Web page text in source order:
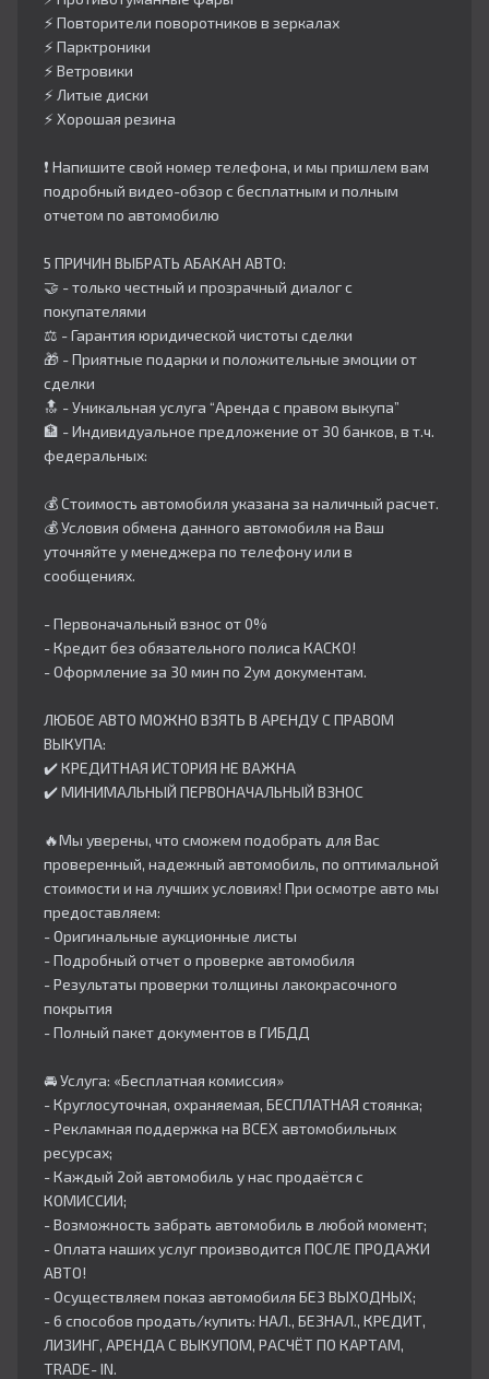
⚡️ Повторители поворотников в зеркалах
⚡️ Парктроники
⚡️ Ветровики
⚡️ Литые диски
⚡️ Хорошая резина
❗️ Напишите свой номер телефона, и мы пришлем вам
подробный видео-обзор с бесплатным и полным
отчетом по автомобилю
5 ПРИЧИН ВЫБРАТЬ АБАКАН АВТО:
🤝 - только честный и прозрачный диалог с
покупателями
⚖️ - Гарантия юридической чистоты сделки
🎁 - Приятные подарки и положительные эмоции от
сделки
🔝 - Уникальная услуга “Аренда с правом выкупа”
🏦 - Индивидуальное предложение от 30 банков, в т.ч.
федеральных:
💰 Стоимость автомобиля указана за наличный расчет.
💰 Условия обмена данного автомобиля на Ваш
уточняйте у менеджера по телефону или в
сообщениях.
- Первоначальный взнос от 0%
- Кредит без обязательного полиса КАСКО!
- Оформление за 30 мин по 2ум документам.
ЛЮБОЕ АВТО МОЖНО ВЗЯТЬ В АРЕНДУ С ПРАВОМ
ВЫКУПА:
✔️ КРЕДИТНАЯ ИСТОРИЯ НЕ ВАЖНА
✔️ МИНИМАЛЬНЫЙ ПЕРВОНАЧАЛЬНЫЙ ВЗНОС
🔥Мы уверены, что сможем подобрать для Вас
проверенный, надежный автомобиль, по оптимальной
стоимости и на лучших условиях! При осмотре авто мы
предоставляем:
- Оригинальные аукционные листы
- Подробный отчет о проверке автомобиля
- Результаты проверки толщины лакокрасочного
покрытия
- Полный пакет документов в ГИБДД
🚘 Услуга: «Бесплатная комиссия»
- Круглосуточная, охраняемая, БЕСПЛАТНАЯ стоянка;
- Рекламная поддержка на ВСЕХ автомобильных
ресурсах;
- Каждый 2ой автомобиль у нас продаётся с
КОМИССИИ;
- Возможность забрать автомобиль в любой момент;
- Оплата наших услуг производится ПОСЛЕ ПРОДАЖИ
АВТО!
- Осуществляем показ автомобиля БЕЗ ВЫХОДНЫХ;
- 6 способов продать/купить: НАЛ., БЕЗНАЛ., КРЕДИТ,
ЛИЗИНГ, АРЕНДА С ВЫКУПОМ, РАСЧЁТ ПО КАРТАМ,
TRADE- IN.